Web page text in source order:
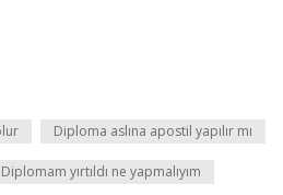
Diploma aslına apostil yapılır mı
Diplomam yırtıldı ne yapmalıyım